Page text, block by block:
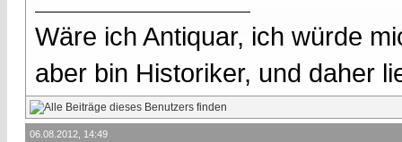
Wäre ich Antiquar, ich würde
aber bin Historiker, und daher
06.08.2012, 14:49